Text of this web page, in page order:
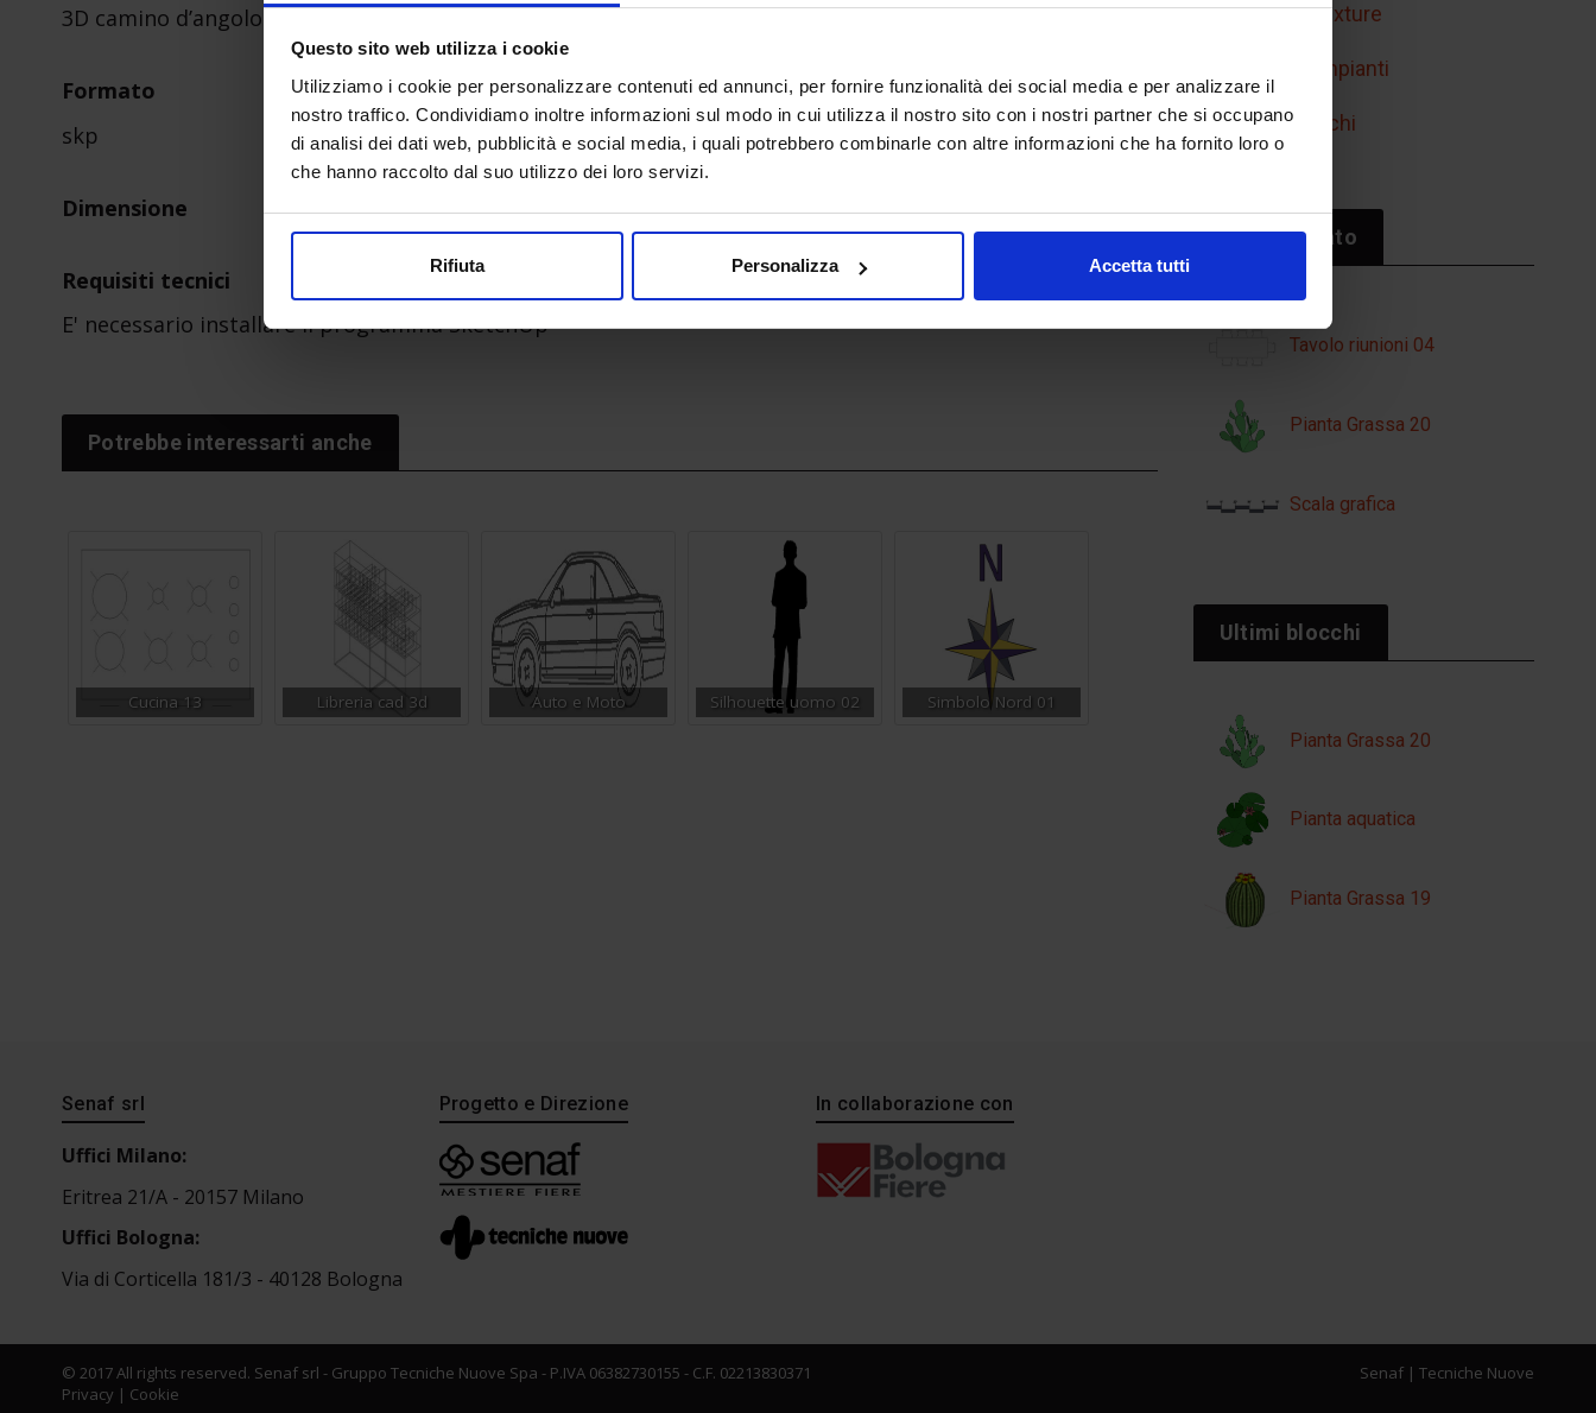
Questo sito web utilizza i cookie
Utilizziamo i cookie per personalizzare contenuti ed annunci, per fornire funzionalità dei social media e per analizzare il
nostro traffico. Condividiamo inoltre informazioni sul modo in cui utilizza il nostro sito con i nostri partner che si occupano
di analisi dei dati web, pubblicità e social media, i quali potrebbero combinarle con altre informazioni che ha fornito loro o
che hanno raccolto dal suo utilizzo dei loro servizi.
Rifiuta Personalizza Accetta tutti
3D camino d’angolo tondo piccolo
Formato
skp
Dimensione
Requisiti tecnici
E' necessario installare il programma SketchUp
Potrebbe interessarti anche
Cucina 13 Libreria cad 3d Auto e Moto Silhouette uomo 02 Simbolo Nord 01
Retini e texture
Simboli impianti
Sport/giochi
Il più cliccato
Tavolo riunioni 04
Pianta Grassa 20
Scala grafica
Ultimi blocchi
Pianta Grassa 20
Pianta aquatica
Pianta Grassa 19
Senaf srl
Uffici Milano:
Eritrea 21/A - 20157 Milano
Uffici Bologna:
Via di Corticella 181/3 - 40128 Bologna
Progetto e Direzione In collaborazione con
© 2017 All rights reserved. Senaf srl - Gruppo Tecniche Nuove Spa - P.IVA 06382730155 - C.F. 02213830371
Privacy | Cookie
Senaf| Tecniche Nuove